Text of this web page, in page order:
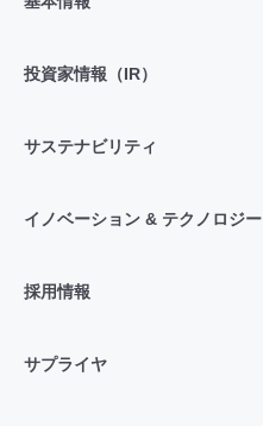
投資家情報（IR）
サステナビリティ
イノベーション & テクノロジー
採用情報
サプライヤ